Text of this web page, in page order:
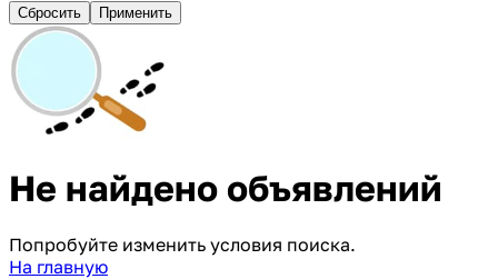
Сбросить Применить
Не найдено объявлений
Попробуйте изменить условия поиска.
На главную